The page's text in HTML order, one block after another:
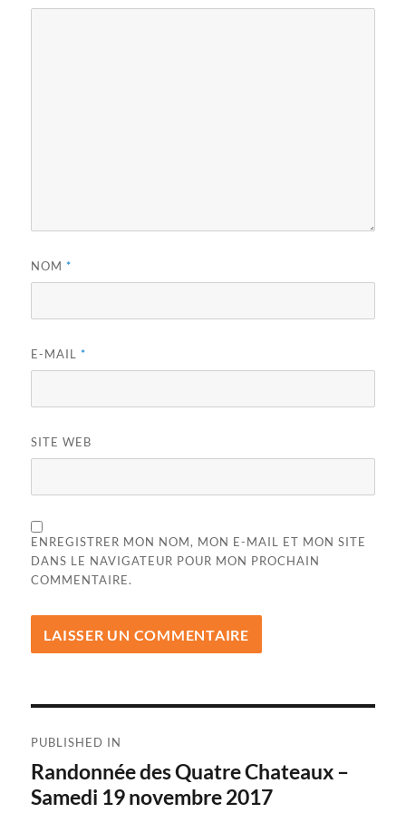
NOM*
E-MAIL*
SITE WEB
ENREGISTRER MON NOM, MON E-MAIL ET MON SITE
DANS LE NAVIGATEUR POUR MON PROCHAIN
COMMENTAIRE.
de
l’article
PUBLISHED IN
Randonnée des Quatre Chateaux –
Samedi 19 novembre 2017